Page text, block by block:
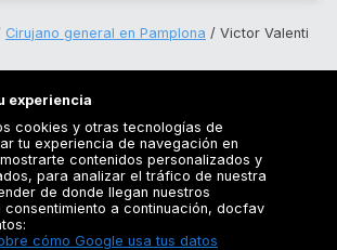
Cirujano general en Pamplona
Victor Valenti
Registrarse
experiencia
cookies y otras tecnologías de
tu experiencia de navegación en
contenidos personalizados y
para analizar el tráfico de nuestra
de donde llegan nuestros
consentimiento a continuación, docfav
cómo Google usa tus datos